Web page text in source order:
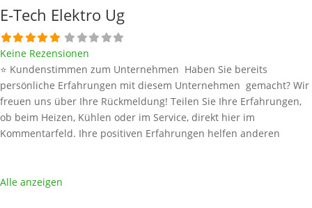
E-Tech Elektro Ug
Keine Rezensionen
⭐ Kundenstimmen zum Unternehmen Haben Sie bereits
persönliche Erfahrungen mit diesem Unternehmen gemacht? Wir
freuen uns über Ihre Rückmeldung! Teilen Sie Ihre Erfahrungen,
ob beim Heizen, Kühlen oder im Service, direkt hier im
Kommentarfeld. Ihre positiven Erfahrungen helfen anderen
und bleibenWeiterlesen …
Alle anzeigen